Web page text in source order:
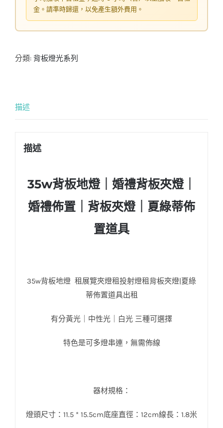
金。請準時歸還，以免產生額外費用。
分類: 背板燈光系列
描述
描述
35w背板地燈｜婚禮背板夾燈｜
婚禮佈置｜背板夾燈｜夏綠蒂佈
置道具
35w背板地燈 租展覽夾燈租投射燈租背板夾燈|夏綠
蒂佈置道具出租
有分黃光｜中性光｜白光 三種可選擇
特色是可多燈串連，無需佈線
器材規格：
燈頭尺寸：11.5 * 15.5cm底座直徑：12cm線長：1.8米